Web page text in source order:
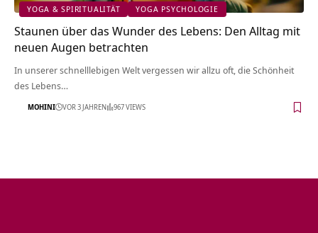
YOGA & SPIRITUALITÄT YOGA PSYCHOLOGIE
Staunen über das Wunder des Lebens: Den Alltag mit
neuen Augen betrachten
In unserer schnelllebigen Welt vergessen wir allzu oft, die Schönheit
des Lebens…
MOHINI VOR 3 JAHREN 967 VIEWS